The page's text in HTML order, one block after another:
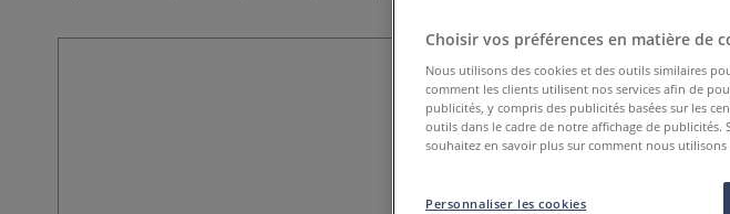
Choisir vos préférences en matière de
Nous utilisons des cookies et des outils similaires
comment les clients utilisent nos services afin de
publicités, y compris des publicités basées sur les
outils dans le cadre de notre affichage de publicités.
souhaitez en savoir plus sur comment nous utilisons
Personnaliser les cookies